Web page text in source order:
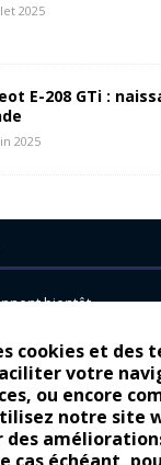
cookies et des
votre
ou encore
notre site
2025
E-208 GTi :
2025
bientôt…
de marque pour
voyage…
d’une légende